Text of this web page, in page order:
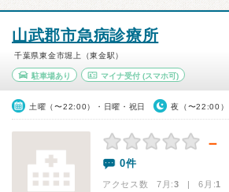
山武郡市急病診療所
千葉県東金市堀上（東金駅）
駐車場あり マイナ受付(スマホ可)
土曜（〜22:00）・日曜・祝日 夜（〜22:00）
－
0件
アクセス数 7月:3 | 6月:1